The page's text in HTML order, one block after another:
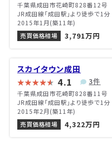
千葉県成田市花崎町828番12号
JR成田線「成田駅」より徒歩で1分
2015年1月(築11年)
売買価格相場
3,791万円
スカイタウン成田
4.1 3件
千葉県成田市花崎町828番11号
JR成田線「成田駅」より徒歩で1分
2015年2月(築11年)
売買価格相場
4,322万円